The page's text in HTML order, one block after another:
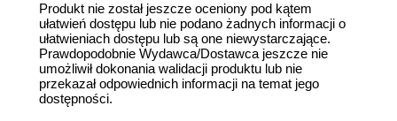
Produkt nie został jeszcze oceniony pod kątem
ułatwień dostępu lub nie podano żadnych informacji o
ułatwieniach dostępu lub są one niewystarczające.
Prawdopodobnie Wydawca/Dostawca jeszcze nie
umożliwił dokonania walidacji produktu lub nie
przekazał odpowiednich informacji na temat jego
dostępności.